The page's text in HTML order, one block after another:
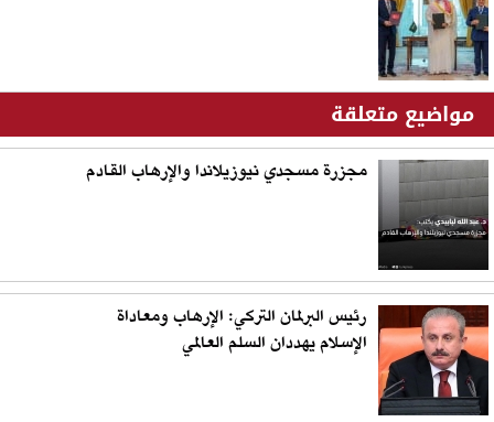
مواضيع متعلقة
مجزرة مسجدي نيوزيلاندا والإرهاب القادم
رئيس البرلمان التركي: الإرهاب ومعاداة
الإسلام يهددان السلم العالمي